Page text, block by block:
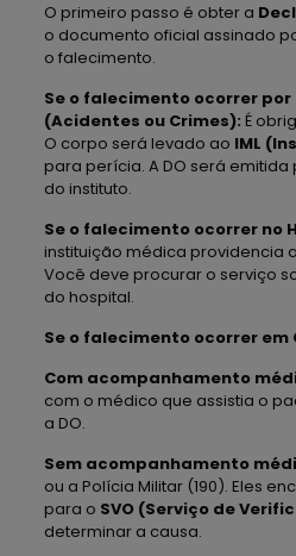
O primeiro passo é obter a
o documento oficial assinado
o falecimento.
Se o falecimento ocorrer
(Acidentes ou Crimes): É
O corpo será levado ao IML
para perícia. A DO será
do instituto.
Se o falecimento ocorrer no
instituição médica providencia
Você deve procurar o serviço
do hospital.
Se o falecimento ocorrer
Com acompanhamento
com o médico que assistia o
a DO.
Sem acompanhamento
ou a Polícia Militar (190). Eles
para o SVO (Serviço de
determinar a causa.